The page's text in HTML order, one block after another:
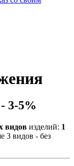
3-5%
видов изделий: 1
3 видов - без